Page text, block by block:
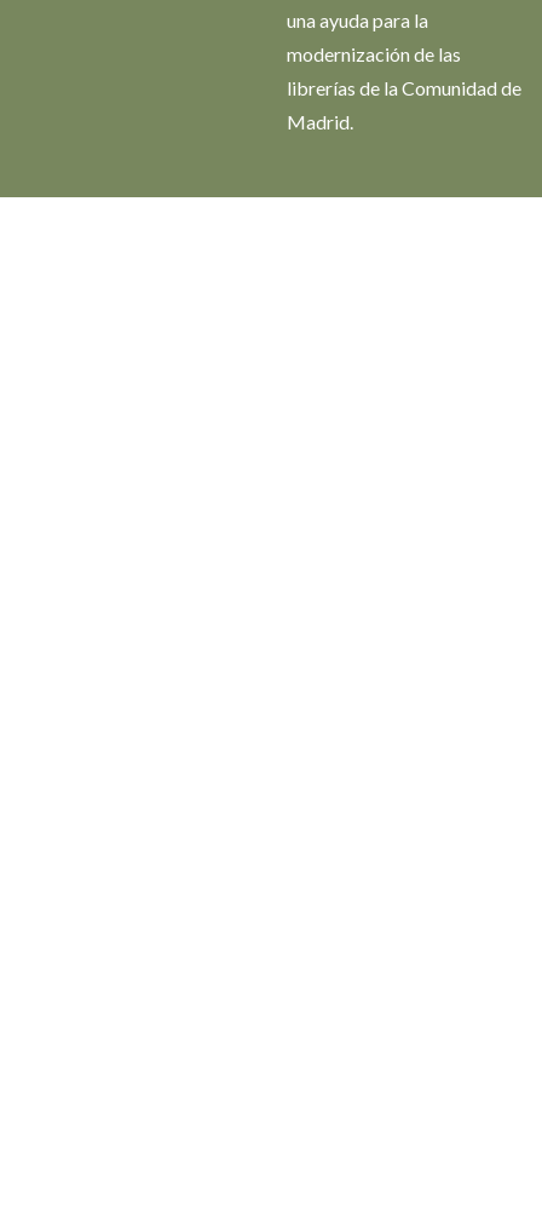
una ayuda para la
modernización de las
librerías de la Comunidad de
Madrid.